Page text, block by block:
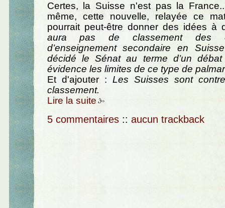
Certes, la Suisse n'est pas la
même, cette nouvelle, relayée ce
pourrait peut-être donner des idées à
aura pas de classement des
d’enseignement secondaire en
décidé le Sénat au terme d’un
évidence les limites de ce type de
Et d'ajouter : Les Suisses sont
classement.
Lire la suite
5 commentaires :: aucun trackback